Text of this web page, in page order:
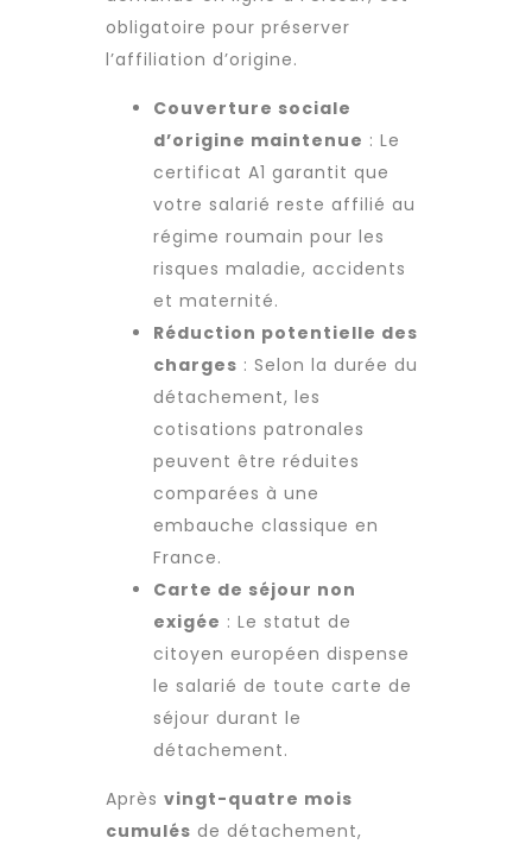
obligatoire pour préserver
l’affiliation d’origine.
Couverture sociale
d’origine maintenue : Le
certificat A1 garantit que
votre salarié reste affilié au
régime roumain pour les
risques maladie, accidents
et maternité.
Réduction potentielle des
charges : Selon la durée du
détachement, les
cotisations patronales
peuvent être réduites
comparées à une
embauche classique en
France.
Carte de séjour non
exigée : Le statut de
citoyen européen dispense
le salarié de toute carte de
séjour durant le
détachement.
Après vingt-quatre mois
cumulés de détachement,